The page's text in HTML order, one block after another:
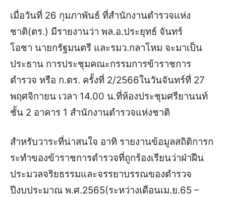
เมื่อวันที่ 26 กุมภาพันธ์ ที่สำนักงานตำรวจแห่ง
ชาติ(ตร.) มีรายงานว่า พล.อ.ประยุทธ์ จันทร์
โอชา นายกรัฐมนตรี และรมว.กลาโหม จะมาเป็น
ประธาน การประชุมคณะกรรมการข้าราชการ
ตำรวจ หรือ ก.ตร. ครั้งที่ 2/2566ในวันจันทร์ที่ 27
พฤศจิกายน เวลา 14.00 น.ที่ห้องประชุมศรียานนท์
ชั้น 2 อาคาร 1 สำนักงานตำรวจแห่งชาติ
สำหรับวาระที่น่าสนใจ อาทิ รายงานข้อมูลสถิติการก
ระทำของข้าราชการตำรวจที่ถูกร้องเรียนว่าฝ่าฝืน
ประมวลจริยธรรมและจรรยาบรรณของตำรวจ
ปีงบประมาณ พ.ศ.2565(ระหว่างเดือนเม.ย.65 –